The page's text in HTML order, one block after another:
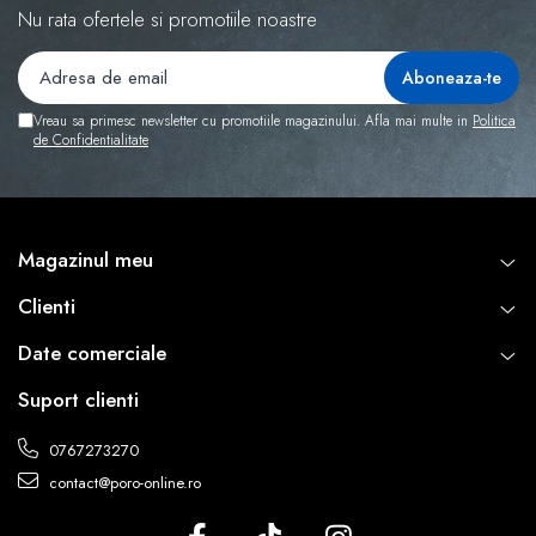
Nu rata ofertele si promotiile noastre
Vreau sa primesc newsletter cu promotiile magazinului. Afla mai multe in Politica
de Confidentialitate
Magazinul meu
Clienti
Date comerciale
Suport clienti
0767273270
contact@poro-online.ro